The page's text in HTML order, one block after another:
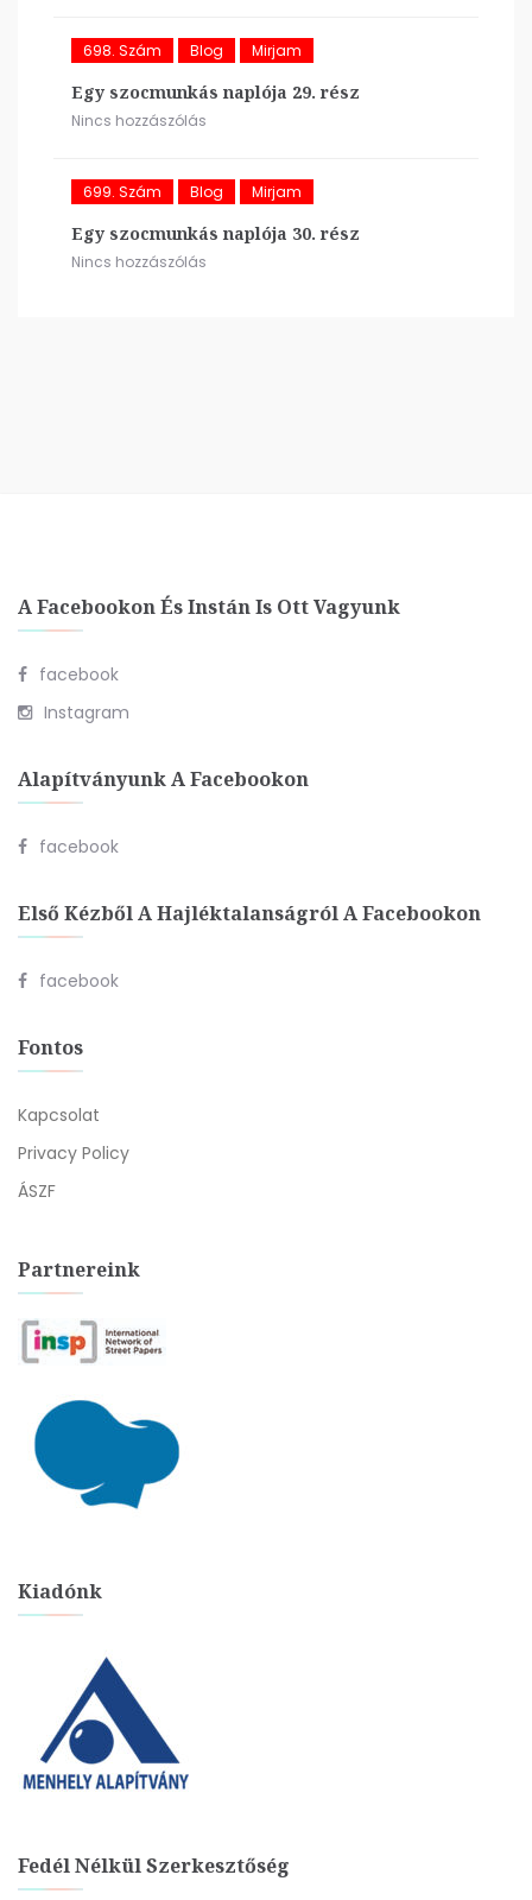
698. Szám Blog Mirjam
Egy szocmunkás naplója 29. rész
Nincs hozzászólás
699. Szám Blog Mirjam
Egy szocmunkás naplója 30. rész
Nincs hozzászólás
A Facebookon És Instán Is Ott Vagyunk
facebook
Instagram
Alapítványunk A Facebookon
facebook
Első Kézből A Hajléktalanságról A Facebookon
facebook
Fontos
Kapcsolat
Privacy Policy
ÁSZF
Partnereink
Kiadónk
Fedél Nélkül Szerkesztőség